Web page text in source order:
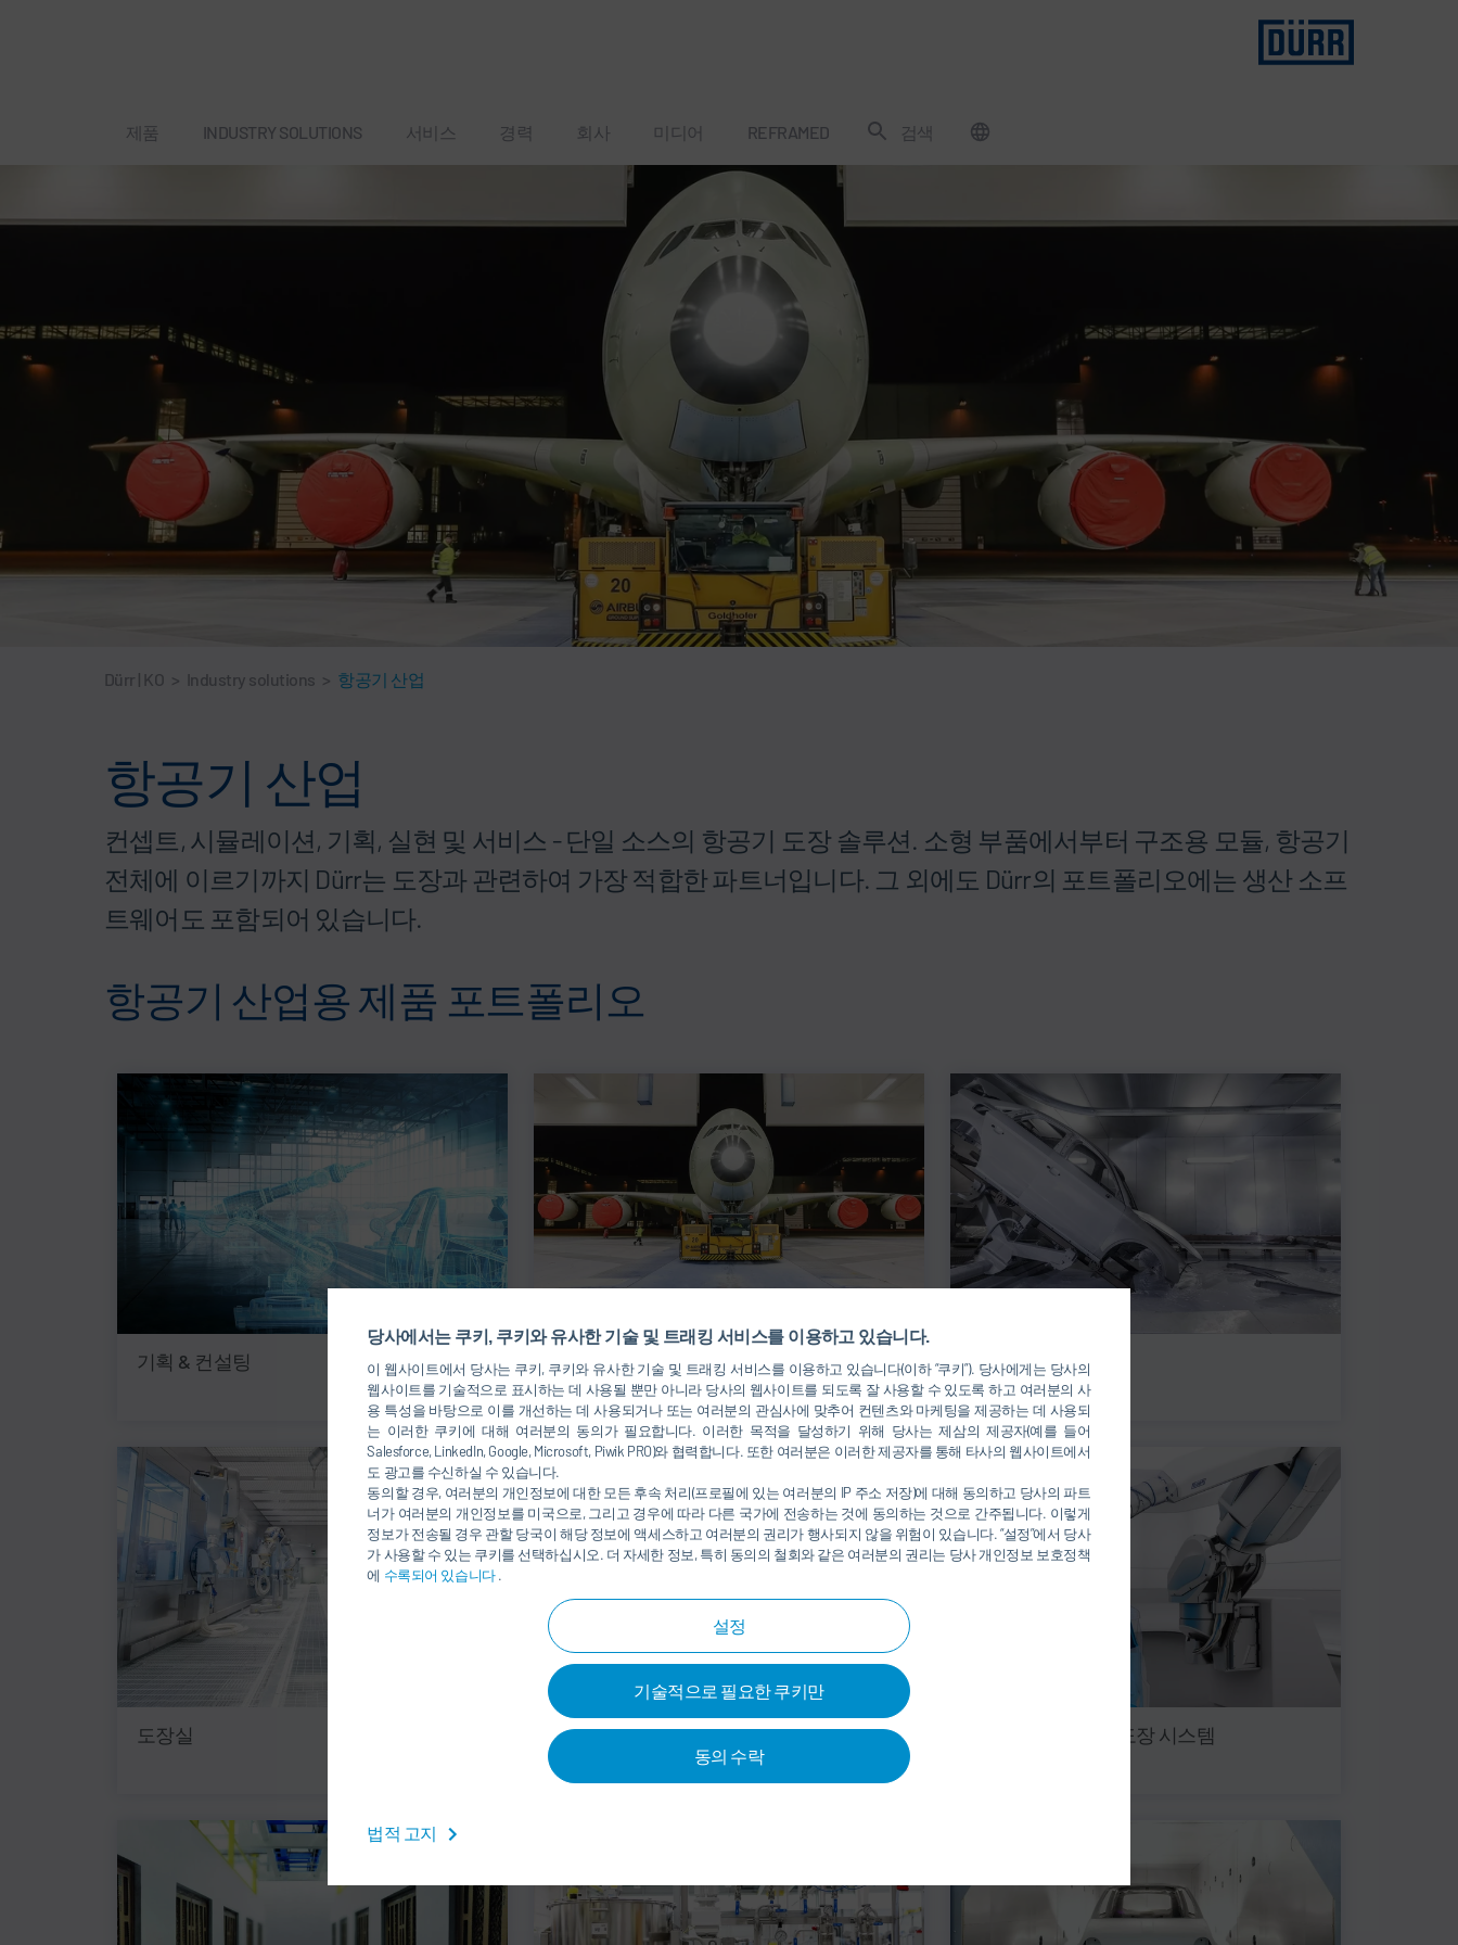
당사에서는 쿠키, 쿠키와 유사한 기술 및 트래킹 서비스를 이용하고 있습니다.
이 웹사이트에서 당사는 쿠키, 쿠키와 유사한 기술 및 트래킹 서비스를 이용하고 있습니다(이하 “쿠키”). 당사에게는 당사의
웹사이트를 기술적으로 표시하는 데 사용될 뿐만 아니라 당사의 웹사이트를 되도록 잘 사용할 수 있도록 하고 여러분의 사
용 특성을 바탕으로 이를 개선하는 데 사용되거나 또는 여러분의 관심사에 맞추어 컨텐츠와 마케팅을 제공하는 데 사용되
는 이러한 쿠키에 대해 여러분의 동의가 필요합니다. 이러한 목적을 달성하기 위해 당사는 제삼의 제공자(예를 들어
Salesforce, LinkedIn, Google, Microsoft, Piwik PRO)와 협력합니다. 또한 여러분은 이러한 제공자를 통해 타사의 웹사이트에서
도 광고를 수신하실 수 있습니다.
동의할 경우, 여러분의 개인정보에 대한 모든 후속 처리(프로필에 있는 여러분의 IP 주소 저장)에 대해 동의하고 당사의 파트
너가 여러분의 개인정보를 미국으로, 그리고 경우에 따라 다른 국가에 전송하는 것에 동의하는 것으로 간주됩니다. 이렇게
정보가 전송될 경우 관할 당국이 해당 정보에 액세스하고 여러분의 권리가 행사되지 않을 위험이 있습니다. “설정”에서 당사
가 사용할 수 있는 쿠키를 선택하십시오. 더 자세한 정보, 특히 동의의 철회와 같은 여러분의 권리는 당사 개인정보 보호정책
에 수록되어 있습니다.
설정
기술적으로 필요한 쿠키만
동의 수락
법적 고지
제품 INDUSTRY SOLUTIONS 서비스 경력 회사 미디어 REFRAMED 검색
Dürr | KO > Industry solutions > 항공기 산업
항공기 산업
컨셉트, 시뮬레이션, 기획, 실현 및 서비스 - 단일 소스의 항공기 도장 솔루션. 소형 부품에서부터 구조용 모듈, 항공기
전체에 이르기까지 Dürr는 도장과 관련하여 가장 적합한 파트너입니다. 그 외에도 Dürr의 포트폴리오에는 생산 소프
트웨어도 포함되어 있습니다.
항공기 산업용 제품 포트폴리오
기획 & 컨설팅 항공기 도장을 위한 컨셉 전처리 및 전기 코팅
도장실 페인트 도포 도장 로봇 및 자동 도장 시스템